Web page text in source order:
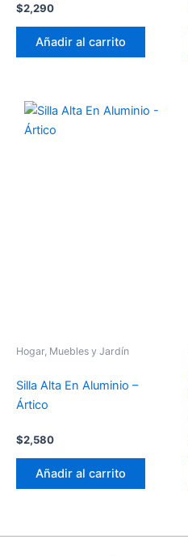
$2,290
Añadir al carrito
Hogar, Muebles y Jardín
Silla Alta En Aluminio –
Ártico
$2,580
Añadir al carrito